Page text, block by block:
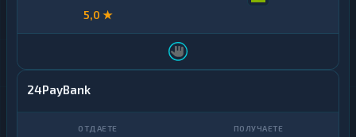
5,0 ★
24PayBank